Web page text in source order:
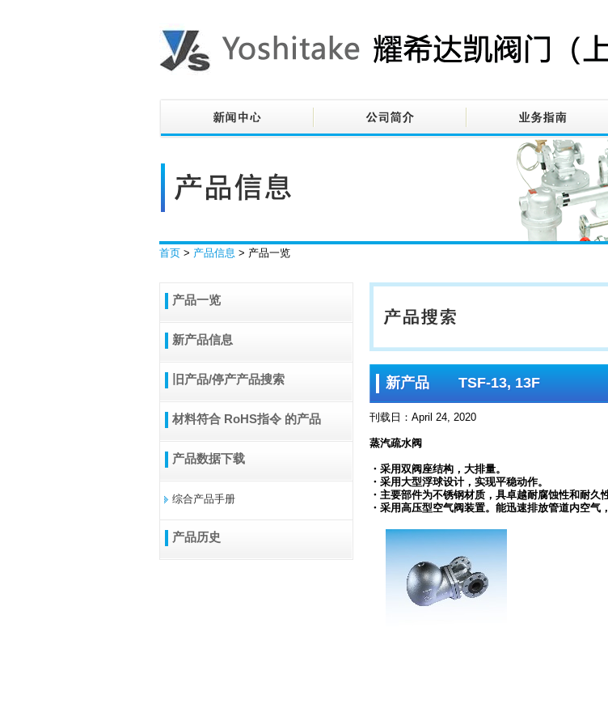
首页 > 产品信息 > 产品一览
新产品 TSF-13, 13F
刊载日：April 24, 2020
蒸汽疏水阀
・采用双阀座结构，大排量。
・采用大型浮球设计，实现平稳动作。
・主要部件为不锈钢材质，具卓越耐腐蚀性和耐久性
・采用高压型空气阀装置。能迅速排放管道内空气
产品一览
新产品信息
旧产品/停产产品搜索
材料符合 RoHS指令 的产品
产品数据下载
综合产品手册
产品历史